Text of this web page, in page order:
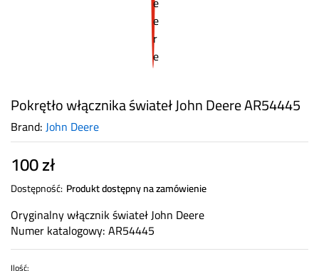
Pokrętło włącznika świateł John Deere AR54445
Brand:John Deere
100zł
Dostępność: Produkt dostępny na zamówienie
Oryginalny włącznik świateł John Deere
Numer katalogowy: AR54445